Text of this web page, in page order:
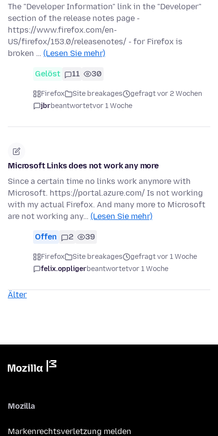
The "Developer Information" link in the "Developer"
section of the release notes page -
https://www.firefox.com/en-
US/firefox/153.0/releasenotes/ - for Firefox is
broken … (Lesen Sie mehr)
Gelöst 11 30
Firefox Site breakages
gefragt vor 2 Wochen
jbrbeantwortetvor 1 Woche
Microsoft Links does not work any more
Since a certain time no links work anymore with
Microsoft. https://portal.azure.com/ Is not working
with my actual Firefox. And many more to Microsoft
are not working any… (Lesen Sie mehr)
Offen 2 39
Firefox Site breakages
gefragt vor 1 Woche
felix.oppligerbeantwortetvor 1 Woche
Älter
Mozilla
Markenrechtsverletzung melden